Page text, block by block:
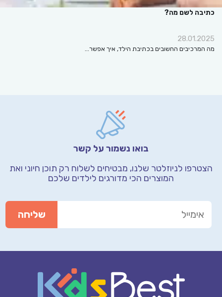
כתיבה לשם מה?
28.01.2025
מה המרכיבים החשובים בכתיבת הילד, איך אפשר…
בואו נשמור על קשר
הצטרפו לניוזלטר שלנו, מבטיחים לשלוח רק תוכן חיוני ואת
המוצרים הכי מדורגים לילדים שלכם